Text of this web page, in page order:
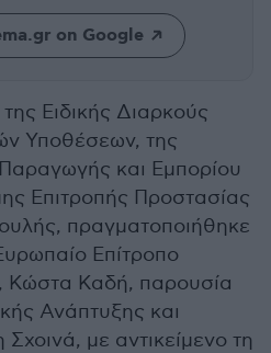
on Google
Ειδικής Διαρκούς
Υποθέσεων, της
και Εμπορίου
Επιτροπής Προστασίας
πραγματοποιήθηκε
Επίτροπο
Κώστα Καδή, παρουσία
Ανάπτυξης και
με αντικείμενο τη